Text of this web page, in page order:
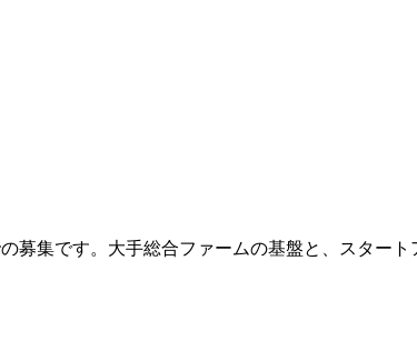
募集です。大手総合ファームの基盤と、スター